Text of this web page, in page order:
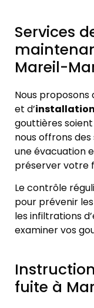
Services
Mareil-
Nous proposons
et d’
gouttières soient
nous offrons
une évacuation
préserver votre
Le contrôle
pour prévenir
les infiltrations
examiner vos
fuite à